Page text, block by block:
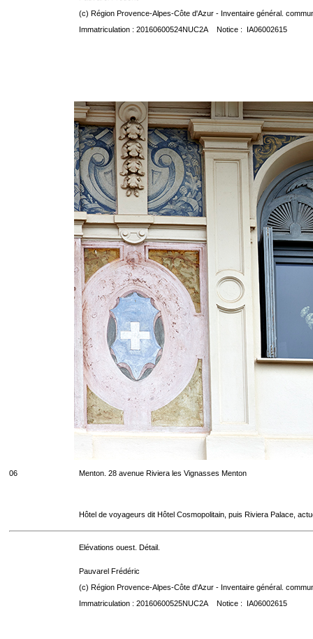
(c) Région Provence-Alpes-Côte d'Azur - Inventaire général.
Immatriculation : 20160600524NUC2A Notice : IA06002615
06 Menton. 28 avenue Riviera les Vignasses Menton
Hôtel de voyageurs dit Hôtel Cosmopolitain, puis Riviera Palace,
Elévations ouest. Détail.
Pauvarel Frédéric
(c) Région Provence-Alpes-Côte d'Azur - Inventaire général.
Immatriculation : 20160600525NUC2A Notice : IA06002615